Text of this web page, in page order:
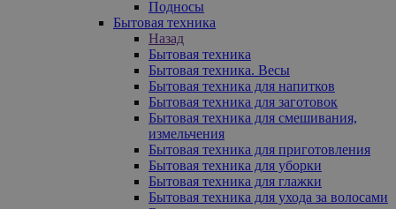
Подносы
Бытовая техника
Назад
Бытовая техника
Бытовая техника. Весы
Бытовая техника для напитков
Бытовая техника для заготовок
Бытовая техника для смешивания,
измельчения
Бытовая техника для приготовления
Бытовая техника для уборки
Бытовая техника для глажки
Бытовая техника для ухода за волосами